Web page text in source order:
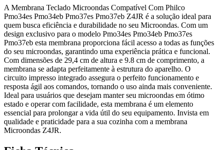
A Membrana Teclado Microondas Compatível Com Philco
Pmo34es Pmo34eb Pmo37es Pmo37eb Z4JR é a solução ideal para
quem busca eficiência e durabilidade no seu Microondas. Com um
design exclusivo para o modelo Pmo34es Pmo34eb Pmo37es
Pmo37eb esta membrana proporciona fácil acesso a todas as funções
do seu microondas, garantindo uma experiência prática e funcional.
Com dimensões de 29,4 cm de altura e 9.8 cm de comprimento, a
membrana se adapta perfeitamente à estrutura do aparelho. O
circuito impresso integrado assegura o perfeito funcionamento e
resposta ágil aos comandos, tornando o uso ainda mais conveniente.
Ideal para usuários que desejam manter seu microondas em ótimo
estado e operar com facilidade, esta membrana é um elemento
essencial para prolongar a vida útil do seu equipamento. Invista em
qualidade e praticidade para a sua cozinha com a membrana
Microondas Z4JR.